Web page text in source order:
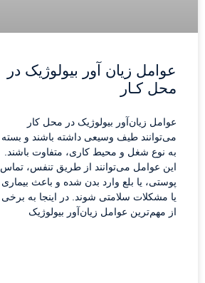
عوامل زیان آور بیولوژیک در
محل کـار
عوامل زیان‌آور بیولوژیک در محل کار
می‌توانند طیف وسیعی داشته باشند و بسته
به نوع شغل و محیط کاری، متفاوت باشند.
این عوامل می‌توانند از طریق تنفس، تماس
پوستی، یا بلع وارد بدن شده و باعث بیماری
یا مشکلات سلامتی شوند. در اینجا به برخی
از مهم‌ترین عوامل زیان‌آور بیولوژیک